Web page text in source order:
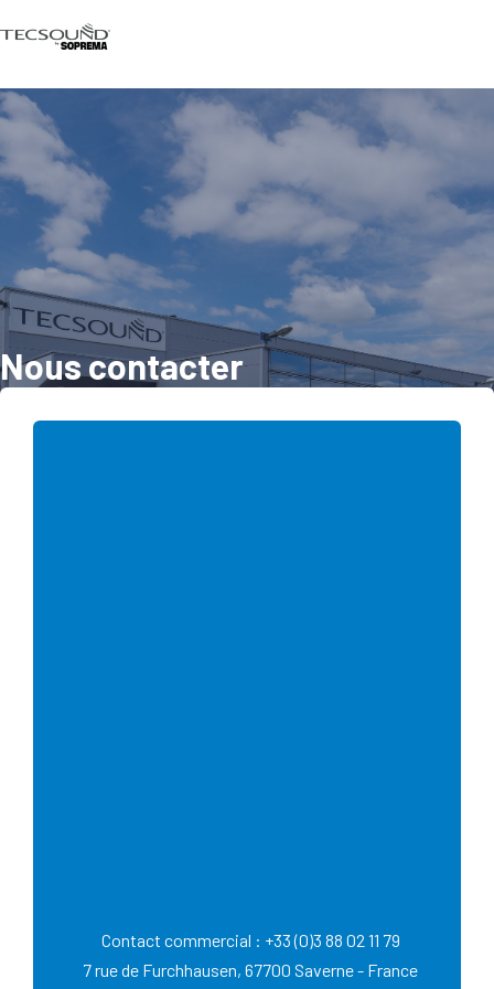
Nous contacter
Contact commercial : +33 (0)3 88 02 11 79
7 rue de Furchhausen, 67700 Saverne - France